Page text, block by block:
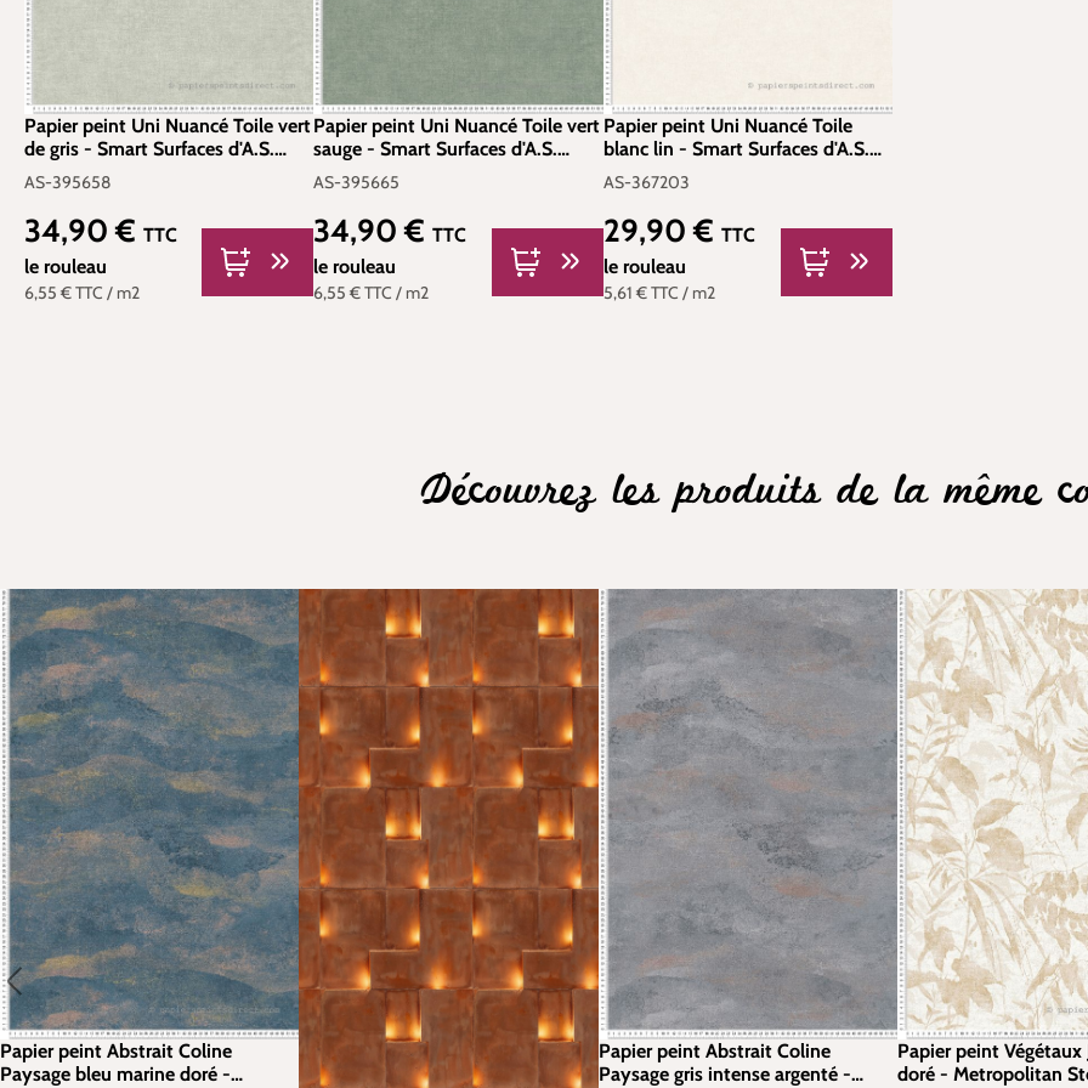
Papier peint Uni Nuancé Toile vert
de gris - Smart Surfaces d'A.S.
Création | Réf. AS-395658
AS-395658
6,55 €TTC / m2
Prix régulier :
34,90 € TTC
le rouleau
Papier peint Uni Nuancé Toile vert
sauge - Smart Surfaces d'A.S.
Création | Réf. AS-395665
AS-395665
6,55 €TTC/ m2
Prix régulier :
34,90 €TTC
le rouleau
Papier peint Uni Nuancé Toile
blanc lin - Smart Surfaces d'A.S.
Création | Réf. AS-367203
AS-367203
5,61 €TTC / m2
Prix régulier :
29,90 € TTC
le rouleau
Découvrez les produits de la même
Papier peint Abstrait Coline
Paysage bleu marine doré -
Papier peint Abstrait Coline
Paysage gris intense argenté -
Papier peint Végétaux
doré - Metropolitan